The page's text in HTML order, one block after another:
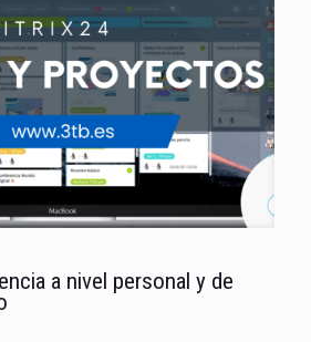
a nivel personal y de